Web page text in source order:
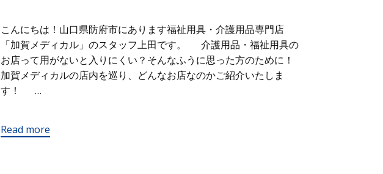
こんにちは！山口県防府市にあります福祉用具・介護用品専門店
「加賀メディカル」のスタッフ上田です。 介護用品・福祉用具の
お店って用がないと入りにくい？そんなふうに思った方のために！
加賀メディカルの店内を巡り、どんなお店なのかご紹介いたしま
す！ …
Read more